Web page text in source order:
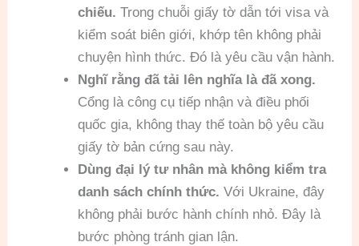
chiếu. Trong chuỗi giấy tờ dẫn tới visa và
kiểm soát biên giới, khớp tên không phải
chuyện hình thức. Đó là yêu cầu vận hành.
Nghĩ rằng đã tải lên nghĩa là đã xong.
Cổng là công cụ tiếp nhận và điều phối
quốc gia, không thay thế toàn bộ yêu cầu
giấy tờ bản cứng sau này.
Dùng đại lý tư nhân mà không kiểm tra
danh sách chính thức. Với Ukraine, đây
không phải bước hành chính nhỏ. Đây là
bước phòng tránh gian lận.